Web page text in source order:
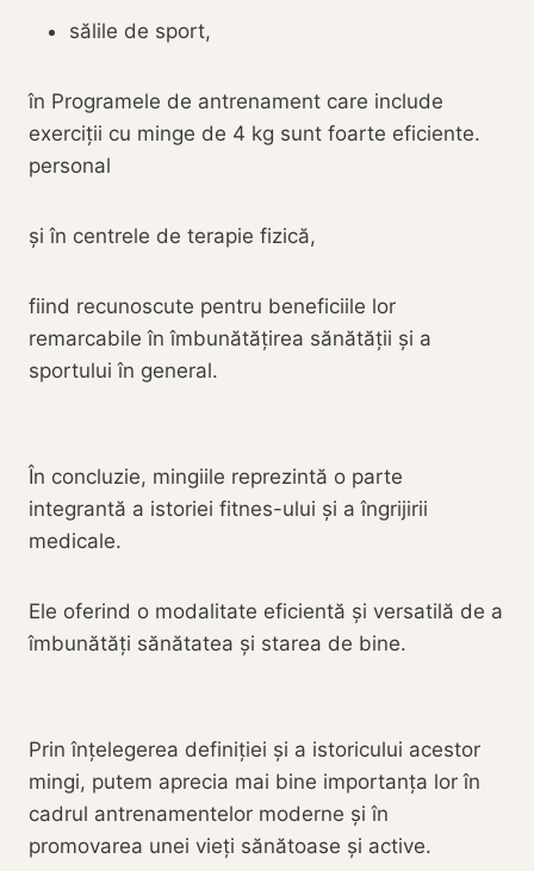
sălile de sport,
în Programele de antrenament care include
exerciții cu minge de 4 kg sunt foarte eficiente.
personal
și în centrele de terapie fizică,
fiind recunoscute pentru beneficiile lor
remarcabile în îmbunătățirea sănătății și a
sportului în general.
În concluzie, mingiile reprezintă o parte
integrantă a istoriei fitnes-ului și a îngrijirii
medicale.
Ele oferind o modalitate eficientă și versatilă de a
îmbunătăți sănătatea și starea de bine.
Prin înțelegerea definiției și a istoricului acestor
mingi, putem aprecia mai bine importanța lor în
cadrul antrenamentelor moderne și în
promovarea unei vieți sănătoase și active.